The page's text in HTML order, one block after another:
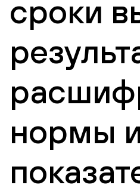
сроки
нормы